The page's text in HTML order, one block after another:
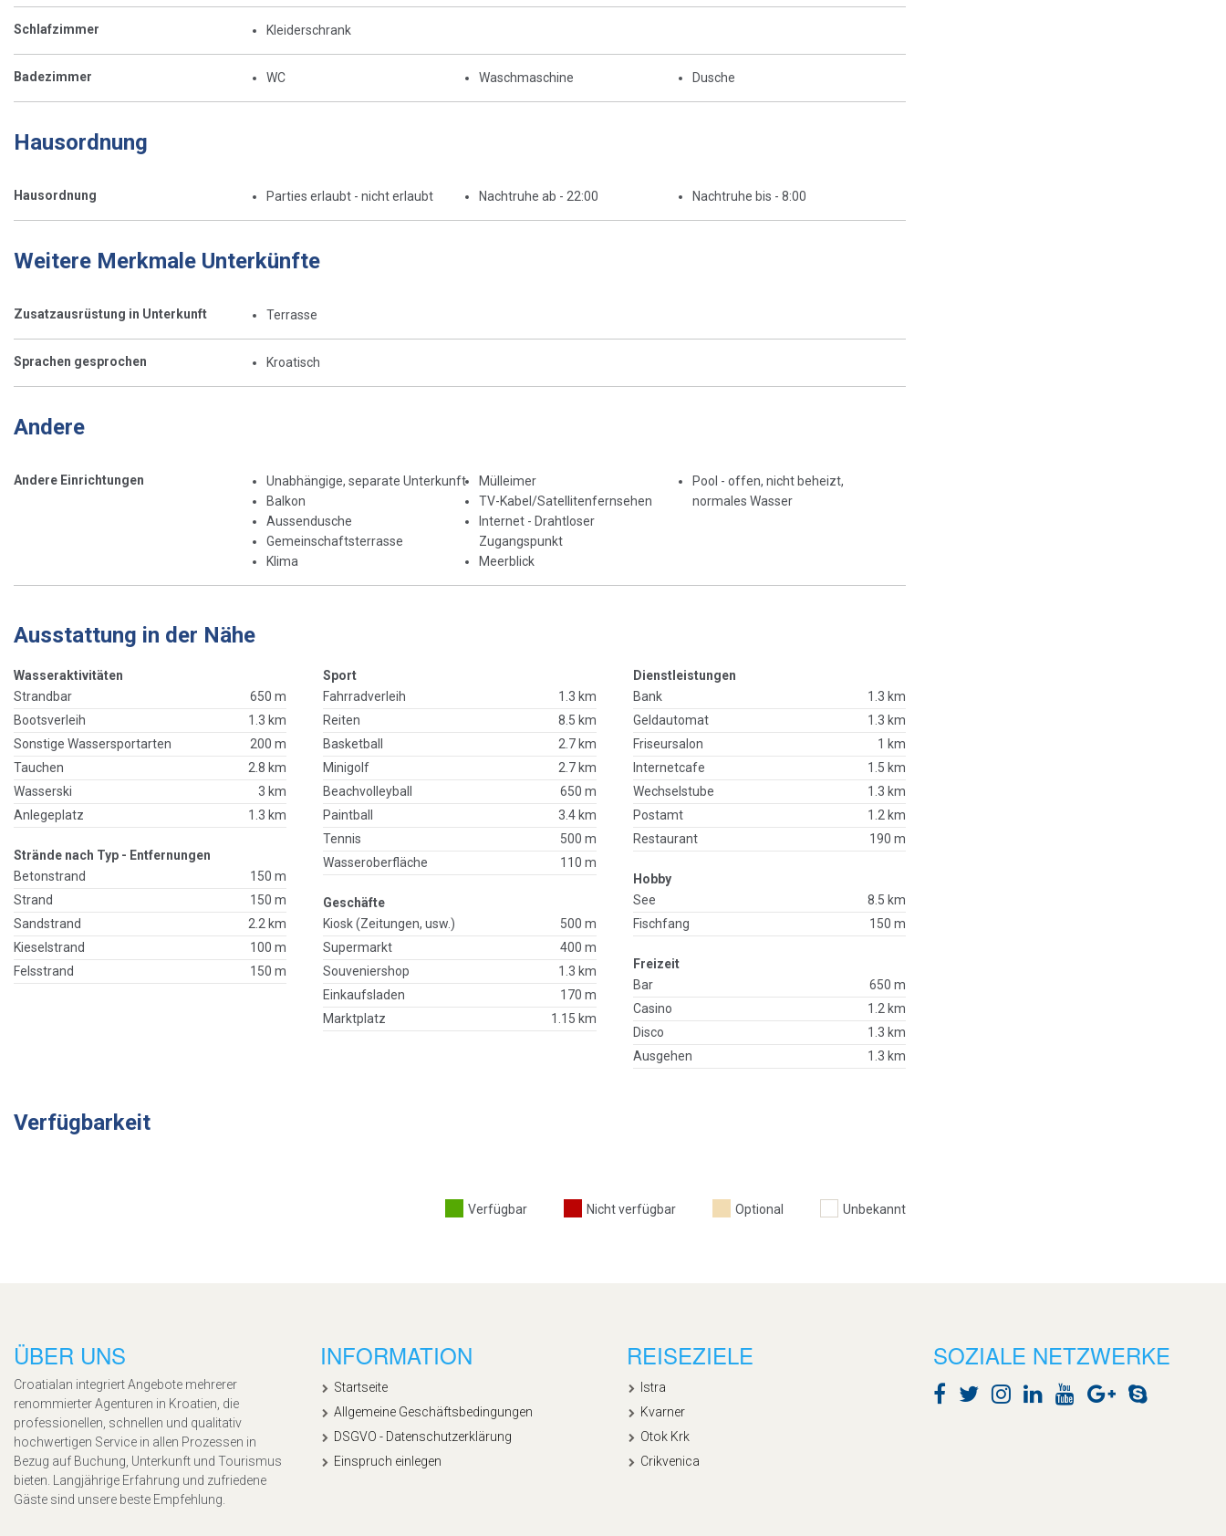
Schlafzimmer Kleiderschrank
Badezimmer WC Waschmaschine Dusche
Hausordnung
Hausordnung Parties erlaubt - nicht erlaubt Nachtruhe ab - 22:00 Nachtruhe bis - 8:00
Weitere Merkmale Unterkünfte
Zusatzausrüstung in Unterkunft Terrasse
Sprachen gesprochen Kroatisch
Andere
Andere Einrichtungen
Unabhängige, separate Unterkunft
Balkon
Aussendusche
Gemeinschaftsterrasse
Klima
Mülleimer
TV-Kabel/Satellitenfernsehen
Internet - Drahtloser
Zugangspunkt
Meerblick
Pool - offen, nicht beheizt,
normales Wasser
Ausstattung in der Nähe
Wasseraktivitäten
Strandbar
650 m
Bootsverleih
1.3 km
Sonstige Wassersportarten
200 m
Tauchen
2.8 km
Wasserski
3 km
Anlegeplatz
1.3 km
Strände nach Typ - Entfernungen
Betonstrand
150 m
Strand
150 m
Sandstrand
2.2 km
Kieselstrand
100 m
Felsstrand
150 m
Sport
Fahrradverleih
1.3 km
Reiten
8.5 km
Basketball
2.7 km
Minigolf
2.7 km
Beachvolleyball
650 m
Paintball
3.4 km
Tennis
500 m
Wasseroberfläche
110 m
Geschäfte
Kiosk (Zeitungen, usw.)
500 m
Supermarkt
400 m
Souveniershop
1.3 km
Einkaufsladen
170 m
Marktplatz
1.15 km
Dienstleistungen
Bank
1.3 km
Geldautomat
1.3 km
Friseursalon
1 km
Internetcafe
1.5 km
Wechselstube
1.3 km
Postamt
1.2 km
Restaurant
190 m
Hobby
See
8.5 km
Fischfang
150 m
Freizeit
Bar
650 m
Casino
1.2 km
Disco
1.3 km
Ausgehen
1.3 km
Verfügbarkeit
Verfügbar Nicht verfügbar Optional Unbekannt
ÜBER UNS
Croatialan integriert Angebote mehrerer
renommierter Agenturen in Kroatien, die
professionellen, schnellen und qualitativ
hochwertigen Service in allen Prozessen in
Bezug auf Buchung, Unterkunft und Tourismus
bieten. Langjährige Erfahrung und zufriedene
Gäste sind unsere beste Empfehlung.
INFORMATION
Startseite
Allgemeine Geschäftsbedingungen
DSGVO - Datenschutzerklärung
Einspruch einlegen
REISEZIELE
Istra
Kvarner
Otok Krk
Crikvenica
SOZIALE NETZWERKE